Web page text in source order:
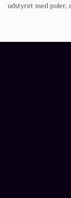
udstyret med poler,